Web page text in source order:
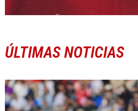
ÚLTIMAS NOTICIAS